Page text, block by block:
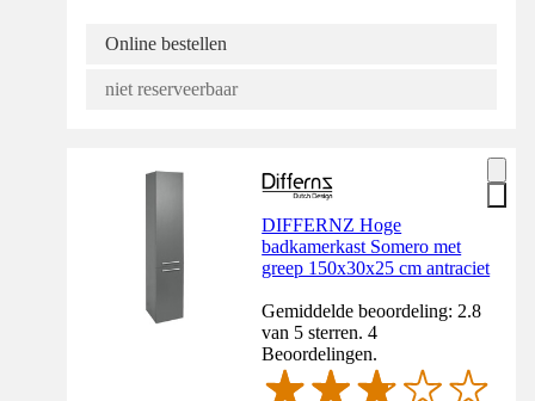
Online bestellen
niet reserveerbaar
DIFFERNZ Hoge
badkamerkast Somero met
greep 150x30x25 cm antraciet
Gemiddelde beoordeling: 2.8
van 5 sterren. 4
Beoordelingen.